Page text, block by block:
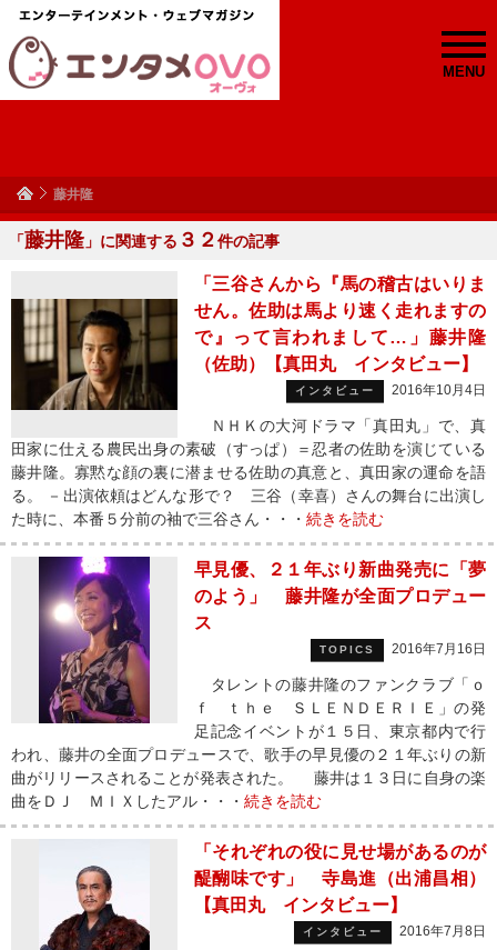
MENU
藤井隆
「藤井隆 」に関連する ３２件の記事
「三谷さんから『馬の稽古はいりま
せん。佐助は馬より速く走れますの
で』って言われまして…」藤井隆
（佐助）【真田丸 インタビュー】
インタビュー 2016年10月4日
ＮＨＫの大河ドラマ「真田丸」で、真
田家に仕える農民出身の素破（すっぱ）＝忍者の佐助を演じている
藤井隆。寡黙な顔の裏に潜ませる佐助の真意と、真田家の運命を語
る。 －出演依頼はどんな形で？ 三谷（幸喜）さんの舞台に出演し
た時に、本番５分前の袖で三谷さん・・・ 続きを読む
早見優、２１年ぶり新曲発売に「夢
のよう」 藤井隆が全面プロデュー
ス
TOPICS 2016年7月16日
タレントの藤井隆のファンクラブ「ｏ
ｆ ｔｈｅ ＳＬＥＮＤＥＲＩＥ」の発
足記念イベントが１５日、東京都内で行
われ、藤井の全面プロデュースで、歌手の早見優の２１年ぶりの新
曲がリリースされることが発表された。 藤井は１３日に自身の楽
曲をＤＪ ＭＩＸしたアル・・・ 続きを読む
「それぞれの役に見せ場があるのが
醍醐味です」 寺島進（出浦昌相）
【真田丸 インタビュー】
インタビュー 2016年7月8日